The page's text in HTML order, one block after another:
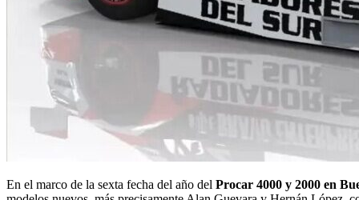
En el marco de la sexta fecha del año del Procar 4000 y 2000 en